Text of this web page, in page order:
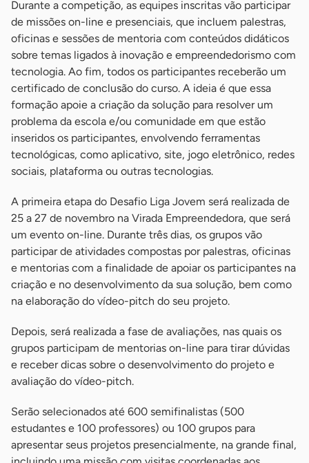
Durante a competição, as equipes inscritas vão participar
de missões on-line e presenciais, que incluem palestras,
oficinas e sessões de mentoria com conteúdos didáticos
sobre temas ligados à inovação e empreendedorismo com
tecnologia. Ao fim, todos os participantes receberão um
certificado de conclusão do curso. A ideia é que essa
formação apoie a criação da solução para resolver um
problema da escola e/ou comunidade em que estão
inseridos os participantes, envolvendo ferramentas
tecnológicas, como aplicativo, site, jogo eletrônico, redes
sociais, plataforma ou outras tecnologias.
A primeira etapa do Desafio Liga Jovem será realizada de
25 a 27 de novembro na Virada Empreendedora, que será
um evento on-line. Durante três dias, os grupos vão
participar de atividades compostas por palestras, oficinas
e mentorias com a finalidade de apoiar os participantes na
criação e no desenvolvimento da sua solução, bem como
na elaboração do vídeo-pitch do seu projeto.
Depois, será realizada a fase de avaliações, nas quais os
grupos participam de mentorias on-line para tirar dúvidas
e receber dicas sobre o desenvolvimento do projeto e
avaliação do vídeo-pitch.
Serão selecionados até 600 semifinalistas (500
estudantes e 100 professores) ou 100 grupos para
apresentar seus projetos presencialmente, na grande final,